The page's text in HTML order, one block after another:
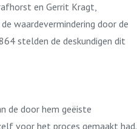
en Gerrit Kragt,
waardevermindering door de
stelden de deskundigen dit
de door hem geëiste
voor het proces gemaakt had.